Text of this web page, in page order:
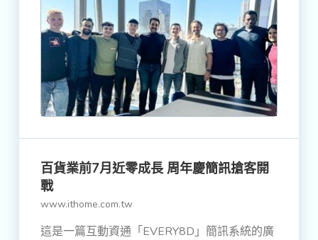
百貨業前7月近零成長 周年慶簡訊搶客開
戰
www.ithome.com.tw
這是一篇互動資通「EVERY8D」簡訊系統的廣